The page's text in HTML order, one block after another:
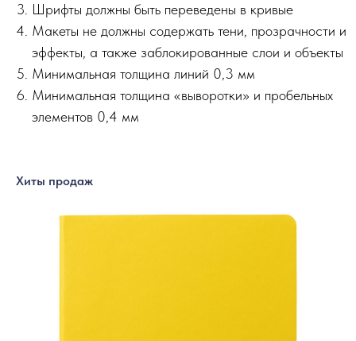
Шрифты должны быть переведены в кривые
Макеты не должны содержать тени, прозрачности и
эффекты, а также заблокированные слои и объекты
Минимальная толщина линий 0,3 мм
Минимальная толщина «выворотки» и пробельных
элементов 0,4 мм
Хиты продаж